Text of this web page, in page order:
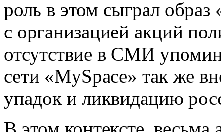
роль в этом сыграл образ
с организацией акций
отсутствие в СМИ
сети «MySpace» так же
упадок и ликвидацию